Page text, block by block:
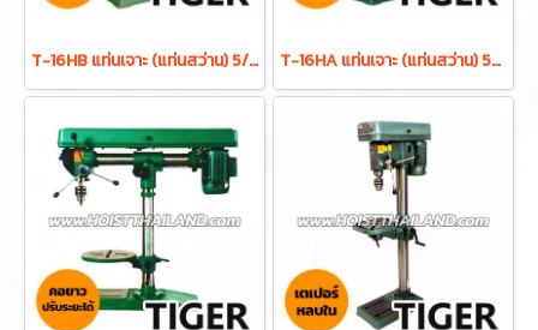
T-16HB แท่นเจาะ (แท่นสว่าน) 5/8 นิ้ว 550W ดอกสว่าน 16 มม. 16 สปีด พร้อมมอเตอร์ในตัว TIGER T-16HA แท่นเจาะ (แท่นสว่าน) 5/8 นิ้ว 550W ดอกสว่าน 16 มม. 16 สปีด พร้อมมอเตอร์ในตัว TIGER